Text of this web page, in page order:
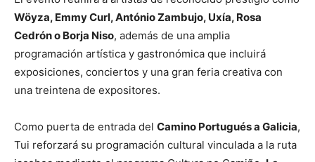
Wöyza, Emmy Curl, António Zambujo, Uxía, Rosa
Cedrón o Borja Niso, además de una amplia
programación artística y gastronómica que incluirá
exposiciones, conciertos y una gran feria creativa con
una treintena de expositores.
Como puerta de entrada del Camino Portugués a Galicia,
Tui reforzará su programación cultural vinculada a la ruta